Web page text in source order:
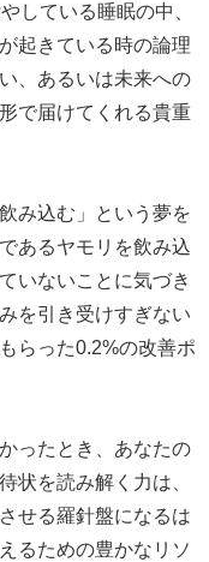
している睡眠の中、
起きている時の論理
、あるいは未来への
で届けてくれる貴重
み込む」という夢を
あるヤモリを飲み込
いないことに気づき
を引き受けすぎない
らった0.2%の改善ポ
ったとき、あなたの
状を読み解く力は、
せる羅針盤になるは
るための豊かなリソ